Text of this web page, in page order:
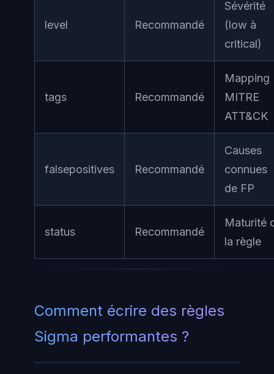
level Recommandé
Sévérité
(low à
critical)
tags Recommandé
Mapping
MITRE
ATT&CK
falsepositives Recommandé
Causes
connues
de FP
status Recommandé
Maturité
la règle
Comment écrire des règles
Sigma performantes ?